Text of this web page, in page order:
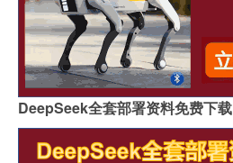
DeepSeek全套部署资料免费下载